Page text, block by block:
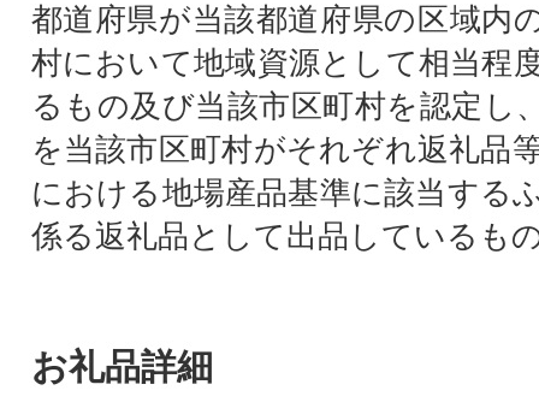
都道府県が当該都道府県の区域内
村において地域資源として相当程
るもの及び当該市区町村を認定し
を当該市区町村がそれぞれ返礼品
における地場産品基準に該当する
係る返礼品として出品しているも
お礼品詳細